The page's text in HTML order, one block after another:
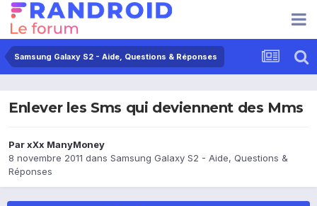
Samsung Galaxy S2 - Aide, Questions & Réponses
Enlever les Sms qui deviennent des Mms
ParxXx ManyMoney
8 novembre 2011 dans Samsung Galaxy S2 - Aide, Questions &
Réponses